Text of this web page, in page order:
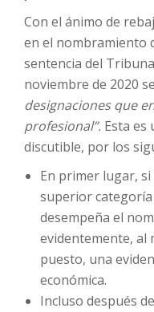
Con el ánimo de
en el nombramiento
sentencia del
noviembre de 2020
designaciones que
profesional”. Esta es
discutible, por los
En primer lugar,
superior
desempeña el
evidentemente, al
puesto, una
económica.
Incluso después